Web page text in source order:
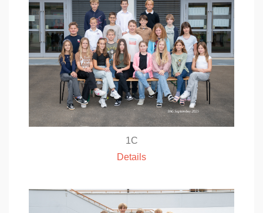
1C
Details